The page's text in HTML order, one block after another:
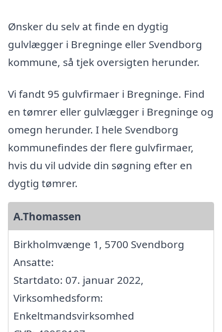
Ønsker du selv at finde en dygtig
gulvlægger i Bregninge eller Svendborg
kommune, så tjek oversigten herunder.
Vi fandt 95 gulvfirmaer i Bregninge. Find
en tømrer eller gulvlægger i Bregninge og
omegn herunder. I hele Svendborg
kommunefindes der flere gulvfirmaer,
hvis du vil udvide din søgning efter en
dygtig tømrer.
A.Thomassen
Birkholmvænge 1, 5700 Svendborg
Ansatte:
Startdato: 07. januar 2022,
Virksomhedsform:
Enkeltmandsvirksomhed